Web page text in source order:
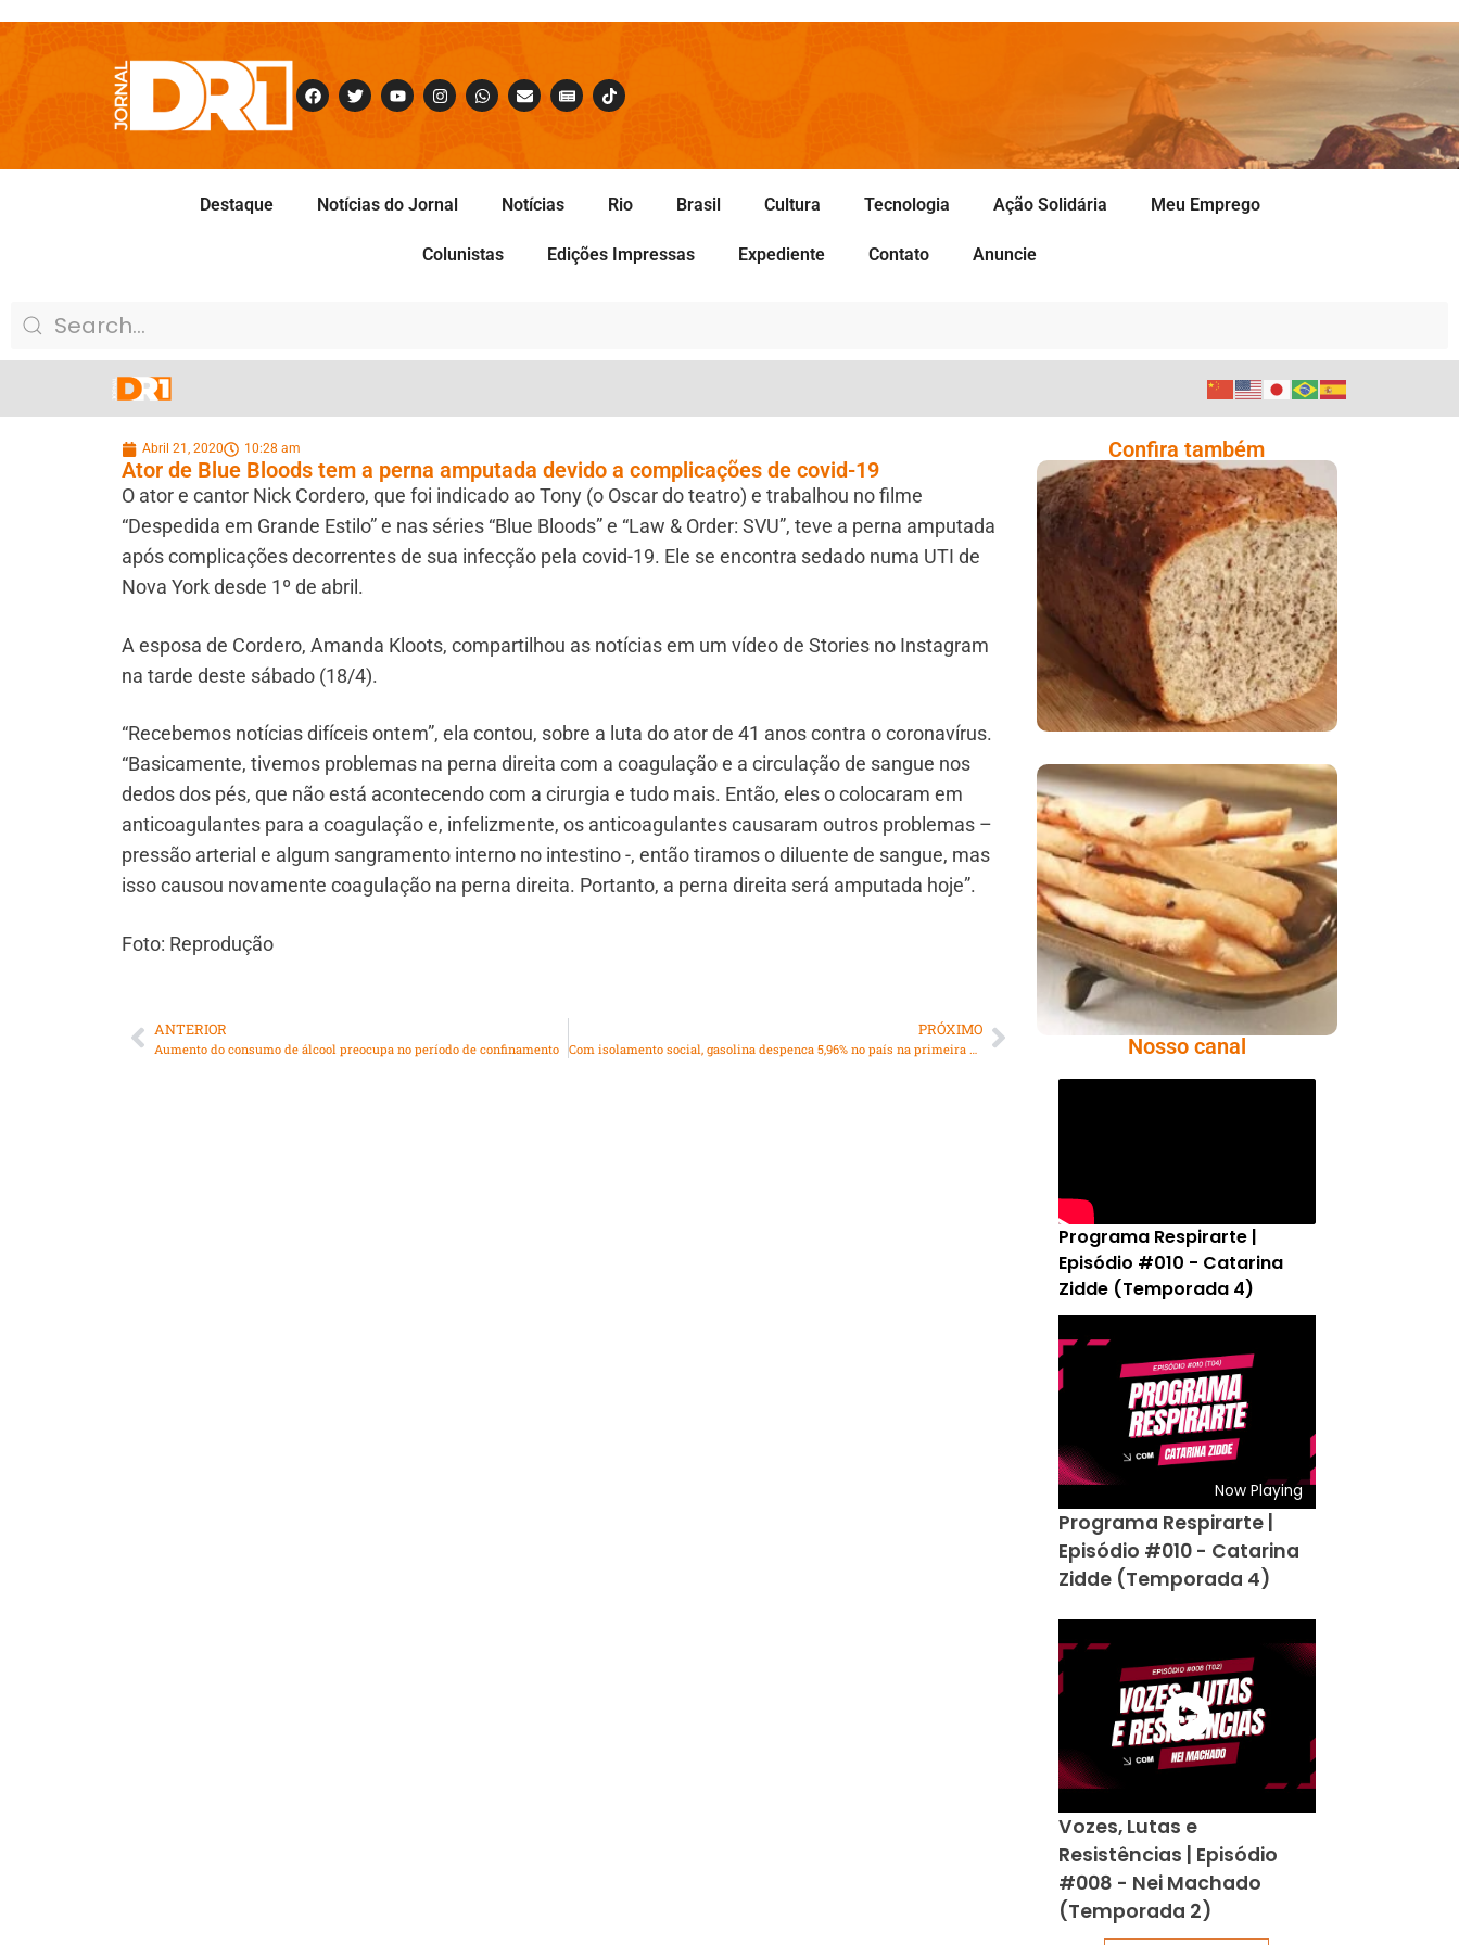
Destaque Notícias do Jornal Notícias Rio Brasil Cultura Tecnologia Ação Solidária Meu Emprego
Colunistas Edições Impressas Expediente Contato Anuncie
Abril 21, 2020 10:28 am
Ator de Blue Bloods tem a perna amputada devido a complicações de covid-19
O ator e cantor Nick Cordero, que foi indicado ao Tony (o Oscar do teatro) e trabalhou no filme
“Despedida em Grande Estilo” e nas séries “Blue Bloods” e “Law & Order: SVU”, teve a perna amputada
após complicações decorrentes de sua infecção pela covid-19. Ele se encontra sedado numa UTI de
Nova York desde 1º de abril.
A esposa de Cordero, Amanda Kloots, compartilhou as notícias em um vídeo de Stories no Instagram
na tarde deste sábado (18/4).
“Recebemos notícias difíceis ontem”, ela contou, sobre a luta do ator de 41 anos contra o coronavírus.
“Basicamente, tivemos problemas na perna direita com a coagulação e a circulação de sangue nos
dedos dos pés, que não está acontecendo com a cirurgia e tudo mais. Então, eles o colocaram em
anticoagulantes para a coagulação e, infelizmente, os anticoagulantes causaram outros problemas –
pressão arterial e algum sangramento interno no intestino -, então tiramos o diluente de sangue, mas
isso causou novamente coagulação na perna direita. Portanto, a perna direita será amputada hoje”.
Foto: Reprodução
ANTERIOR
Aumento do consumo de álcool preocupa no período de confinamento
PRÓXIMO
Com isolamento social, gasolina despenca 5,96% no país na primeira quinzena de abril
Confira também
Comer Bem: Pão Low
Carb
Comer Bem:
Palitinhos De Cebola
E Salsa
Nosso canal
Programa Respirarte |
Episódio #010 - Catarina
Zidde (Temporada 4)
Now Playing
Programa Respirarte |
Episódio #010 - Catarina
Zidde (Temporada 4)
Vozes, Lutas e
Resistências | Episódio
#008 - Nei Machado
(Temporada 2)